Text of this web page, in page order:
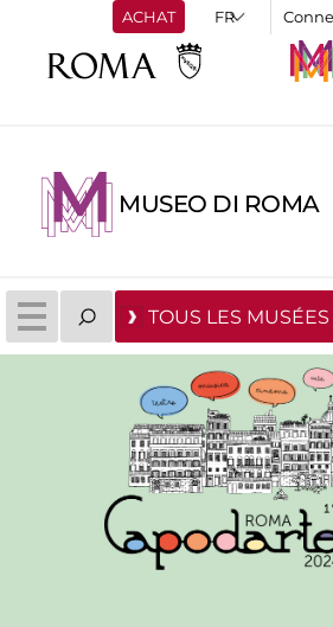
ACHAT
MUSEO DI ROMA
TOUS LES